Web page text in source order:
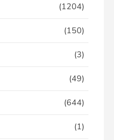
(1204)
(150)
(3)
(49)
(644)
(1)